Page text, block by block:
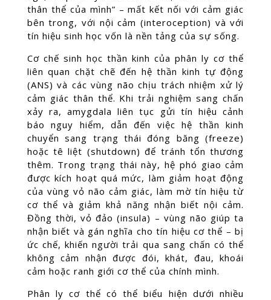
thân thể của mình” – mất kết nối với cảm giác
bên trong, với nội cảm (interoception) và với
tín hiệu sinh học vốn là nền tảng của sự sống.
Cơ chế sinh học thần kinh của phân ly cơ thể
liên quan chặt chẽ đến hệ thần kinh tự động
(ANS) và các vùng não chịu trách nhiệm xử lý
cảm giác thân thể. Khi trải nghiệm sang chấn
xảy ra, amygdala liên tục gửi tín hiệu cảnh
báo nguy hiểm, dẫn đến việc hệ thần kinh
chuyển sang trạng thái đóng băng (freeze)
hoặc tê liệt (shutdown) để tránh tổn thương
thêm. Trong trạng thái này, hệ phó giao cảm
được kích hoạt quá mức, làm giảm hoạt động
của vùng vỏ não cảm giác, làm mờ tín hiệu từ
cơ thể và giảm khả năng nhận biết nội cảm.
Đồng thời, vỏ đảo (insula) – vùng não giúp ta
nhận biết và gán nghĩa cho tín hiệu cơ thể – bị
ức chế, khiến người trải qua sang chấn có thể
không cảm nhận được đói, khát, đau, khoái
cảm hoặc ranh giới cơ thể của chính mình.
Phân ly cơ thể có thể biểu hiện dưới nhiều